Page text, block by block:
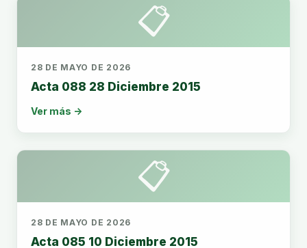
📋
28 DE MAYO DE 2026
Acta 088 28 Diciembre 2015
Ver más →
📋
28 DE MAYO DE 2026
Acta 085 10 Diciembre 2015